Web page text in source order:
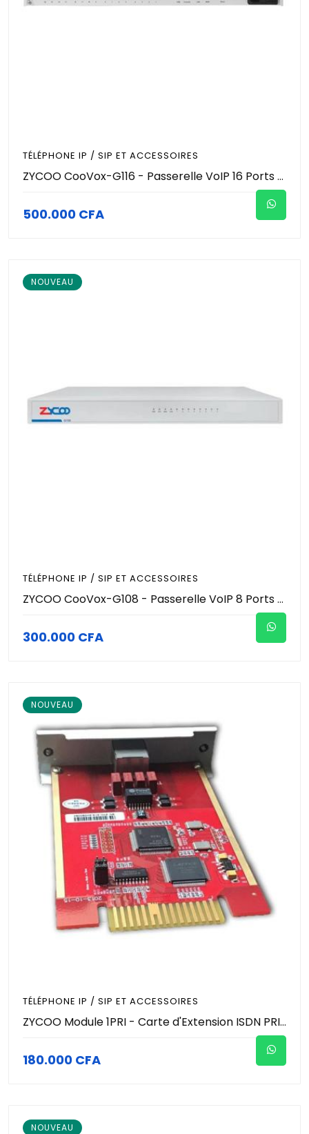
TÉLÉPHONE IP / SIP ET ACCESSOIRES
ZYCOO CooVox-G116 - Passerelle VoIP 16 Ports FXO - Gateway Analogique vers SIP - 16 Lignes RTC Simultanées - Format Rackable 1U - Passerelle Téléphonique IP Entreprise
500.000 CFA
NOUVEAU
TÉLÉPHONE IP / SIP ET ACCESSOIRES
ZYCOO CooVox-G108 - Passerelle VoIP 8 Ports FXO - Gateway Analogique vers SIP - 8 Lignes RTC Simultanées - 2 Ports Ethernet - Passerelle Téléphonique IP Entrepris
300.000 CFA
NOUVEAU
TÉLÉPHONE IP / SIP ET ACCESSOIRES
ZYCOO Module 1PRI - Carte d'Extension ISDN PRI 1 Port T1/E1 - 30 Canaux Simultanés - Pour IP-PBX ZYCOO CooVox - Interface Téléphonique Numérique Pro
180.000 CFA
NOUVEAU